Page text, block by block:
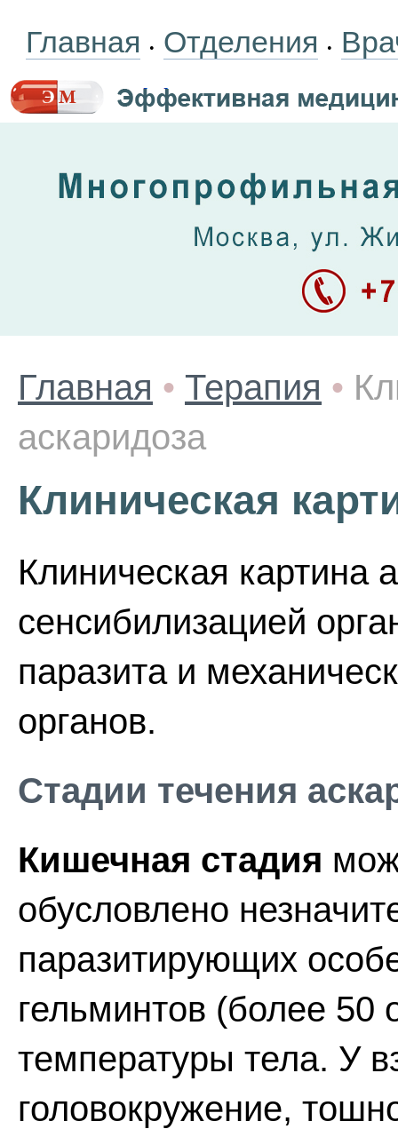
Главная • Отделения •
Главная • Терапия •
аскаридоза
Клиническая
Клиническая картина
сенсибилизацией
паразита и
органов.
Стадии течения
Кишечная стадия
обусловлено
паразитирующих
гельминтов (более
температуры тела. У
головокружение,